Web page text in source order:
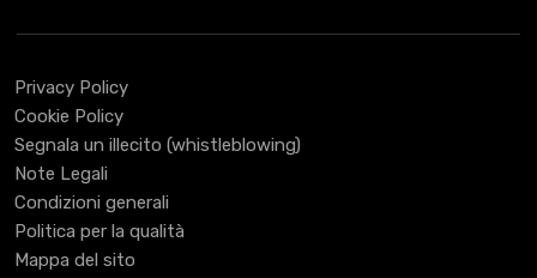
Privacy Policy
Cookie Policy
Segnala un illecito (whistleblowing)
Note Legali
Condizioni generali
Politica per la qualità
Mappa del sito